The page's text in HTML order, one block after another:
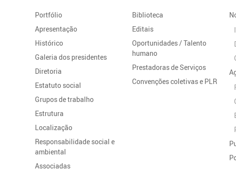
Site
Portfólio
Apresentação
Histórico
Galeria dos presidentes
Diretoria
Estatuto social
Grupos de trabalho
Estrutura
Localização
Responsabilidade social e
ambiental
Associadas
Biblioteca
Editais
Oportunidades / Talento
humano
Prestadoras de Serviços
Convenções coletivas e PLR